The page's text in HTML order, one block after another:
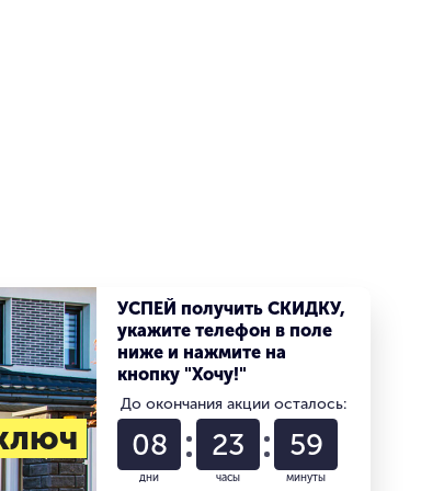
УСПЕЙ получить СКИДКУ,
укажите телефон в поле
ниже и нажмите на
кнопку "Хочу!"
До окончания акции осталось:
08
дни
23
часы
59
минуты